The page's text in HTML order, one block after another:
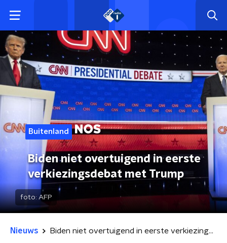
Buitenland
Biden niet overtuigend in eerste
verkiezingsdebat met Trump
foto: AFP
Nieuws Biden niet overtuigend in eerste verkiezingsdebat met Trump